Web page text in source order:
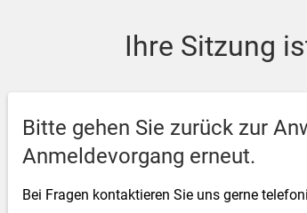
der Ihre Sitzung
Bitte gehen Sie zurück zur
Anmeldevorgang erneut.
Bei Fragen kontaktieren Sie uns gerne